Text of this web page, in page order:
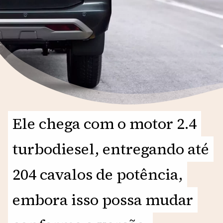
Ele chega com o motor 2.4
turbodiesel, entregando até
204 cavalos de potência,
embora isso possa mudar
Ele chega com o motor 2.4
turbodiesel, entregando até
204 cavalos de potência,
embora isso possa mudar